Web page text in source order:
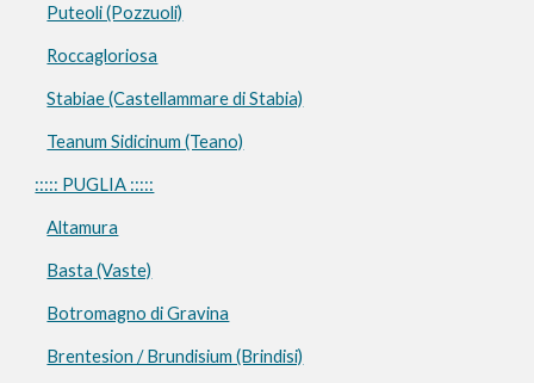
Puteoli (Pozzuoli)
Roccagloriosa
Stabiae (Castellammare di Stabia)
Teanum Sidicinum (Teano)
::::: PUGLIA :::::
Altamura
Basta (Vaste)
Botromagno di Gravina
Brentesion / Brundisium (Brindisi)